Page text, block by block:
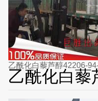
乙酰化白藜芦醇42206-
乙酰化白藜